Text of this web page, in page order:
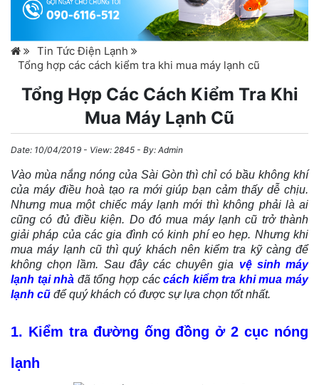
Tin Tức Điện Lạnh
Tổng hợp các cách kiểm tra khi mua máy lạnh cũ
Tổng Hợp Các Cách Kiểm Tra Khi
Mua Máy Lạnh Cũ
Date: 10/04/2019 - View: 2845 - By: Admin
Vào mùa nắng nóng của Sài Gòn thì chỉ có bầu không khí
của máy điều hoà tạo ra mới giúp bạn cảm thấy dễ chịu.
Nhưng mua một chiếc máy lạnh mới thì không phải là ai
cũng có đủ điều kiện. Do đó mua máy lạnh cũ trở thành
giải pháp của các gia đình có kinh phí eo hẹp. Nhưng khi
mua máy lạnh cũ thì quý khách nên kiểm tra kỹ càng để
không chọn lầm. Sau đây các chuyên gia vệ sinh máy
lạnh tại nhà đã tổng hợp cáccách kiểm tra khi mua máy
lạnh cũ để quý khách có được sự lựa chọn tốt nhất.
1. Kiểm tra đường ống đồng ở 2 cục nóng
lạnh